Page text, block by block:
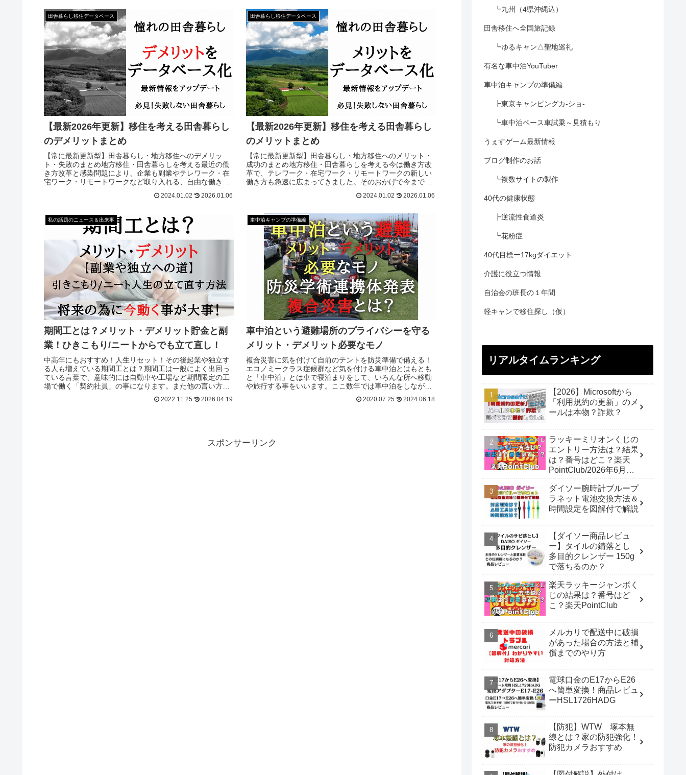
田舎暮らし移住データベース
【最新2026年更新】移住を考える田舎暮らし
のデメリットまとめ
【常に最新更新型】田舎暮らし・地方移住へのデメリッ
ト・失敗のまとめ地方移住・田舎暮らしを考える最近の働
き方改革と感染問題により、企業も副業やテレワーク・在
宅ワーク・リモートワークなど取り入れる、自由な働き方
を推奨する企業も増えてきました。そして今注目を浴びて
るのが地方移住・田舎暮らしです。田舎なら静かで、自然
2024.01.02 2026.01.06
田舎暮らし移住データベース
【最新2026年更新】移住を考える田舎暮らし
のメリットまとめ
【常に最新更新型】田舎暮らし・地方移住へのメリット・
成功のまとめ地方移住・田舎暮らしを考える今は働き方改
革で、テレワーク・在宅ワーク・リモートワークの新しい
働き方も急速に広まってきました。そのおかげで今まで出
来なかったような、生き方や働き方ができるような選択肢
が増えてきましたね。今までは、朝から通勤ラッシュに揉
2024.01.02 2026.01.06
私の話題のニュース＆出来事
期間工とは？メリット・デメリット貯金と副
業！ひきこもり/ニートからでも立て直し！
中高年にもおすすめ！人生リセット！その後起業や独立す
る人も増えている期間工とは？期間工は一般によく出回っ
ている言葉で、意味的には自動車や工場など期間限定の工
場で働く「契約社員」の事になります。また他の言い方も
あり、「期間社員」「期間従業員」なども同じ意味になり
ます。要は「期間が決まった契約をしている社員」という
2022.11.25 2026.04.19
車中泊キャンプの準備編
車中泊という避難場所のプライバシーを守る
メリット・デメリット必要なモノ
複合災害に気を付けて自前のテントを防災準備で備える！
エコノミークラス症候群など気を付ける車中泊とはもとも
と「車中泊」とは車で寝泊まりをして、いろんな所へ移動
や旅行する事をいいます。ここ数年では車中泊をしなが
ら、全国に旅に出る人も流行り始めて、YouTubeやブログ
などでアップしながら車中泊する人口も増えていました。
2020.07.25 2024.06.18
スポンサーリンク
┗九州（4県沖縄込）
田舎移住へ全国旅記録
┗ゆるキャン△聖地巡礼
有名な車中泊YouTuber
車中泊キャンプの準備編
┣東京キャンピングカ-ショ-
┗車中泊ベース車試乗～見積もり
うぇすゲーム最新情報
ブログ制作のお話
┗複数サイトの製作
40代の健康状態
┣逆流性食道炎
┗花粉症
40代目標ー17kgダイエット
介護に役立つ情報
自治会の班長の１年間
軽キャンで移住探し（仮）
リアルタイムランキング
【2026】Microsoftから
「利用規約の更新」のメ
ールは本物？詐欺？
ラッキーミリオンくじの
エントリー方法は？結果
は？番号はどこ？楽天
PointClub/2026年6月開
ダイソー腕時計ブループ
ラネット電池交換方法＆
時間設定を図解付で解説
【ダイソー商品レビュ
ー】タイルの錆落とし
多目的クレンザー 150g
で落ちるのか？
楽天ラッキージャンボく
じの結果は？番号はど
こ？楽天PointClub
メルカリで配送中に破損
があった場合の方法と補
償までのやり方
電球口金のE17からE26
へ簡単変換！商品レビュ
ーHSL1726HADG
【防犯】WTW 塚本無
線とは？家の防犯強化！
防犯カメラおすすめ